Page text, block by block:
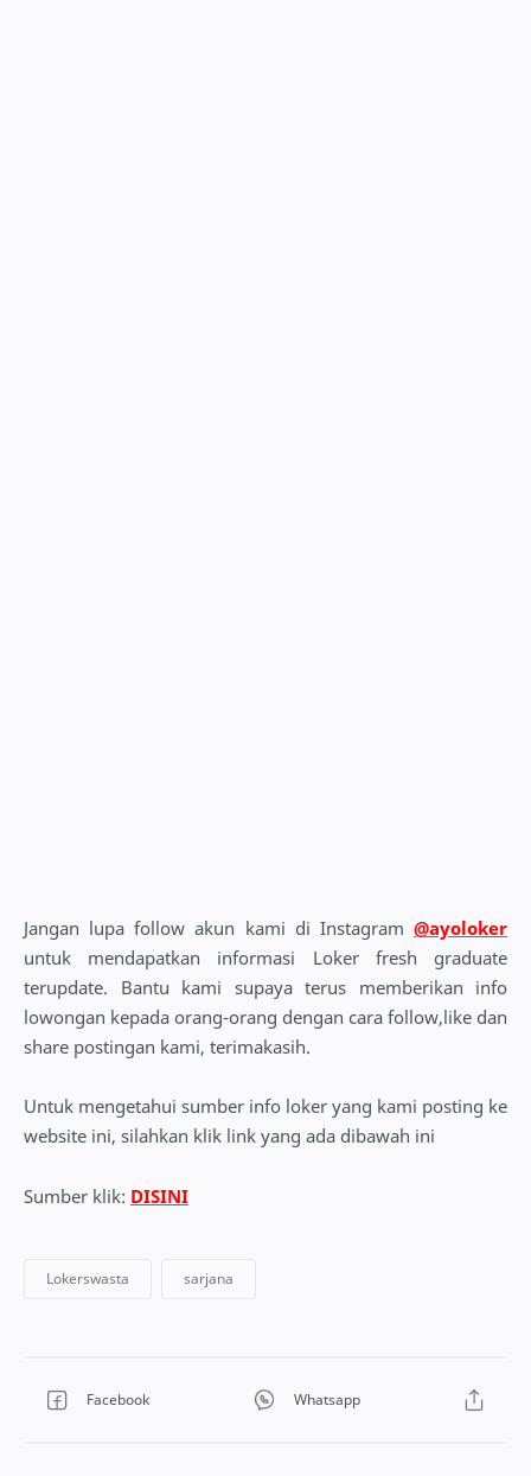
Jangan lupa follow akun kami di Instagram @ayoloker
untuk mendapatkan informasi Loker fresh graduate
terupdate. Bantu kami supaya terus memberikan info
lowongan kepada orang-orang dengan cara follow,like dan
share postingan kami, terimakasih.
Untuk mengetahui sumber info loker yang kami posting ke
website ini, silahkan klik link yang ada dibawah ini
Sumber klik: DISINI